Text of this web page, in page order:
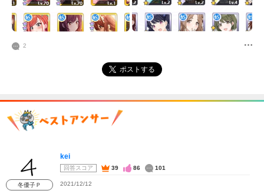
2
ポストする
冬優子Ｐ
kei
回答スコア 39 86 101
2021/12/12